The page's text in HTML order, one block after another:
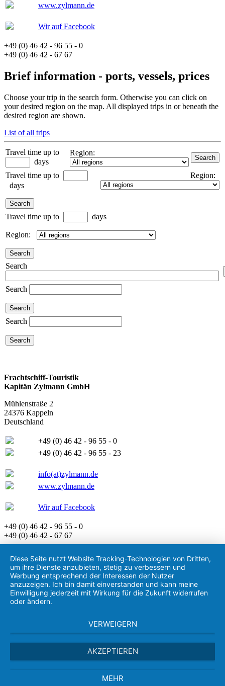
www.zylmann.de
Wir auf Facebook
+49 (0) 46 42 - 96 55 - 0
+49 (0) 46 42 - 67 67
Brief information - ports, vessels, prices
Choose your trip in the search form. Otherwise you can click on
your desired region on the map. All displayed trips in or beneath the
desired region are shown.
List of all trips
Travel time up to
days
Region:
Travel time up to
days
Region:
Travel time up to days
Region:
Search
Search
Search
Frachtschiff-Touristik
Kapitän Zylmann GmbH
Mühlenstraße 2
24376 Kappeln
Deutschland
+49 (0) 46 42 - 96 55 - 0
+49 (0) 46 42 - 96 55 - 23
info(at)zylmann.de
www.zylmann.de
Wir auf Facebook
+49 (0) 46 42 - 96 55 - 0
+49 (0) 46 42 - 67 67
Diese Seite nutzt Website Tracking-Technologien von Dritten,
um ihre Dienste anzubieten, stetig zu verbessern und
Werbung entsprechend der Interessen der Nutzer
anzuzeigen. Ich bin damit einverstanden und kann meine
Einwilligung jederzeit mit Wirkung für die Zukunft widerrufen
oder ändern.
VERWEIGERN
AKZEPTIEREN
MEHR